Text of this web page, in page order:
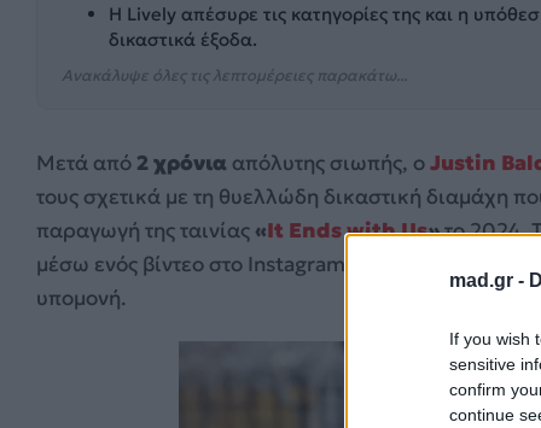
mad.gr -
If you wish
sensitive
confirm
continue
Η Lively απέσυρε τις κατηγορίες της και η
δικαστικά έξοδα.
Ανακάλυψε όλες τις λεπτομέρειες παρακάτω...
Μετά από 2 χρόνια απόλυτης σιωπής, οJustin
τους σχετικά με τη θυελλώδη δικαστική διαμάχη
παραγωγή της ταινίας«It Ends with Us»το 2024.
μέσω ενός βίντεο στο Instagram, επιλέγοντας μια
υπομονή.